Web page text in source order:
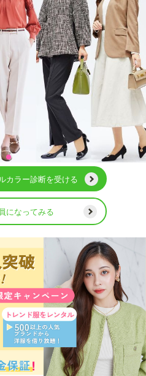
カラー診断を受ける
になってみる